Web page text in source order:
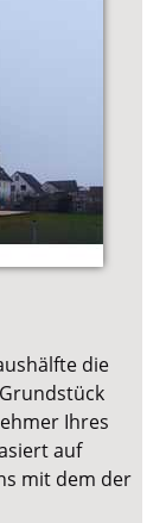
die
Ihres
auf
mit dem der